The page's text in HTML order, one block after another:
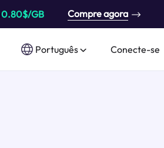
0.80$/GB Compre agora
Português Conecte-se